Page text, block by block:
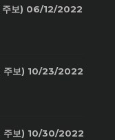
보) 06/12/2022
보) 10/23/2022
보) 10/30/2022